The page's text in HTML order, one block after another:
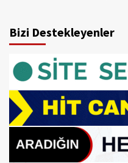
Bizi Destekleyenler